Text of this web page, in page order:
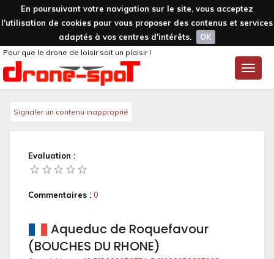
En poursuivant votre navigation sur le site, vous acceptez
l'utilisation de cookies pour vous proposer des contenus et services
adaptés à vos centres d'intérêts.
OK
Toggle
Pour que le drone de loisir soit un plaisir !
Signaler un contenu inapproprié
Evaluation :
Commentaires : 0
Aqueduc de Roquefavour
(BOUCHES DU RHONE)